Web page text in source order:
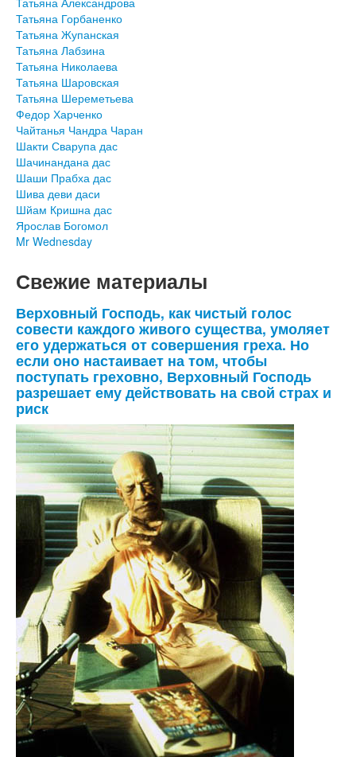
Татьяна Горбаненко
Татьяна Жупанская
Татьяна Лабзина
Татьяна Николаева
Татьяна Шаровская
Татьяна Шереметьева
Федор Харченко
Чайтанья Чандра Чаран
Шакти Сварупа дас
Шачинандана дас
Шаши Прабха дас
Шива деви даси
Шйам Кришна дас
Ярослав Богомол
Mr Wednesday
Свежие материалы
Верховный Господь, как чистый голос
совести каждого живого существа, умоляет
его удержаться от совершения греха. Но
если оно настаивает на том, чтобы
поступать греховно, Верховный Господь
разрешает ему действовать на свой страх и
риск